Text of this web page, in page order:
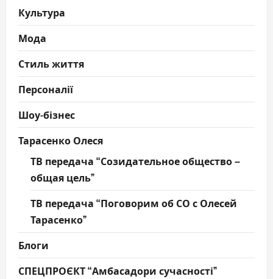
Культура
Мода
Стиль життя
Персоналії
Шоу-бізнес
Тарасенко Олеся
ТВ передача “Созидательное общество –
общая цель”
ТВ передача “Поговорим об СО с Олесей
Тарасенко”
Блоги
СПЕЦПРОЄКТ “Амбасадори сучасності”